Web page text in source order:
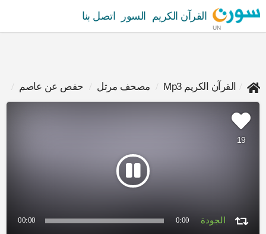
UN
القرآن الكريم السور اتصل بنا
القرآن الكريم Mp3 مصحف مرتل حفص عن عاصم
19
00:00 0:00